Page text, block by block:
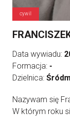
cywil
Data wywiadu:
Formacja: -
Dzielnica:
Nazywam się
W którym roku